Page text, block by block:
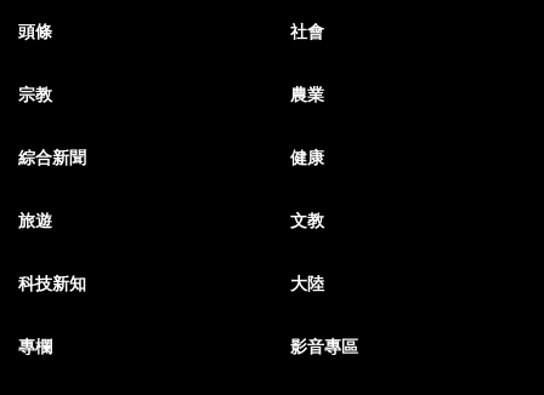
頭條 社會
宗教 農業
綜合新聞 健康
旅遊 文教
科技新知 大陸
專欄 影音專區